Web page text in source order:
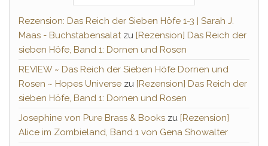
Rezension: Das Reich der Sieben Höfe 1-3 | Sarah J.
Maas - Buchstabensalatzu [Rezension] Das Reich der
sieben Höfe, Band 1: Dornen und Rosen
REVIEW ~ Das Reich der Sieben Höfe Dornen und
Rosen ~ Hopes Universe zu [Rezension] Das Reich der
sieben Höfe, Band 1: Dornen und Rosen
Josephine von Pure Brass & Books zu [Rezension]
Alice im Zombieland, Band 1 von Gena Showalter